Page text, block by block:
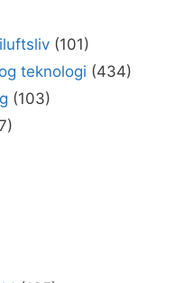
(101)
teknologi (434)
(103)